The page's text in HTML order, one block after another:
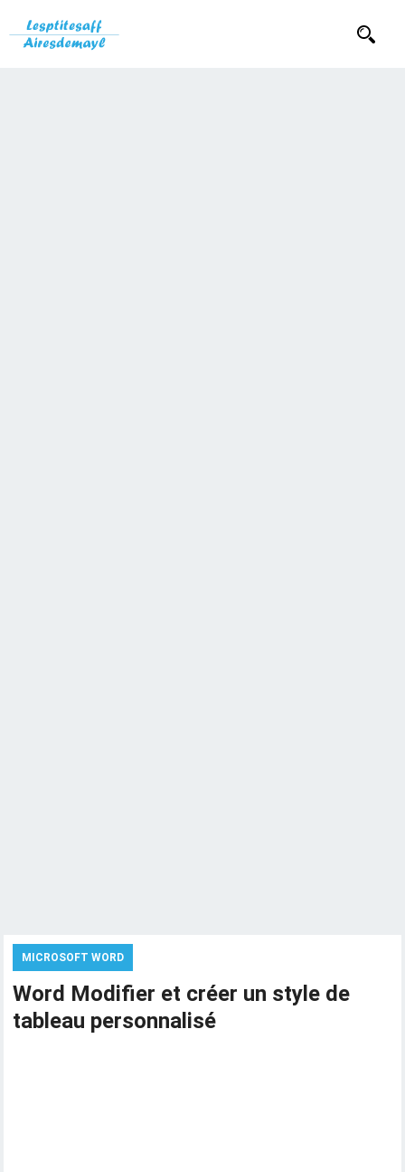
MICROSOFT WORD
Word Modifier et créer un style de
tableau personnalisé